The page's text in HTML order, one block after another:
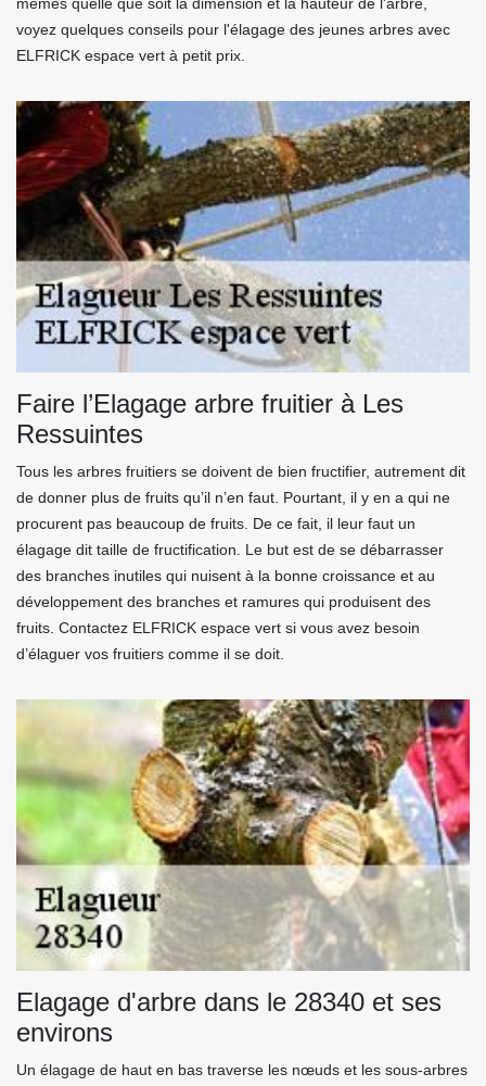
voyez quelques conseils pour l'élagage des jeunes arbres avec
ELFRICK espace vert à petit prix.
Faire l’Elagage arbre fruitier à Les
Ressuintes
Tous les arbres fruitiers se doivent de bien fructifier, autrement dit
de donner plus de fruits qu’il n’en faut. Pourtant, il y en a qui ne
procurent pas beaucoup de fruits. De ce fait, il leur faut un
élagage dit taille de fructification. Le but est de se débarrasser
des branches inutiles qui nuisent à la bonne croissance et au
développement des branches et ramures qui produisent des
fruits. Contactez ELFRICK espace vert si vous avez besoin
d’élaguer vos fruitiers comme il se doit.
Elagage d'arbre dans le 28340 et ses
environs
Un élagage de haut en bas traverse les nœuds et les sous-arbres